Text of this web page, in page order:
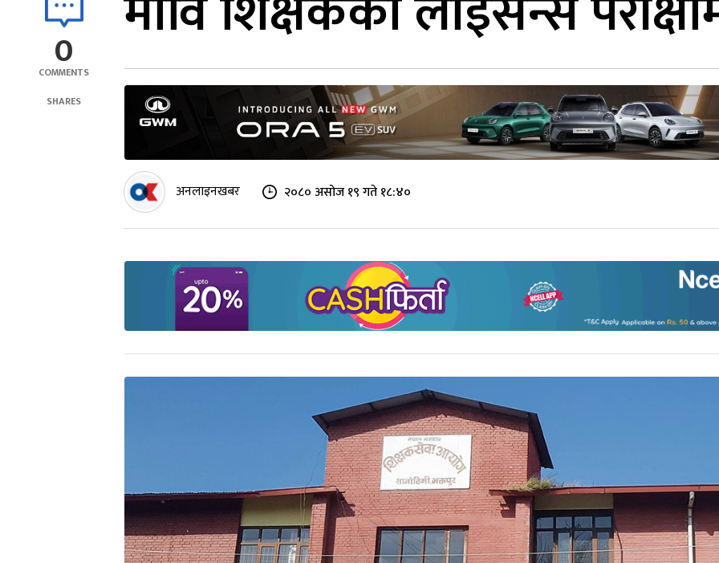
0
COMMENTS
SHARES
अनलाइनखबर २०८० असोज १९ गते १८:४०